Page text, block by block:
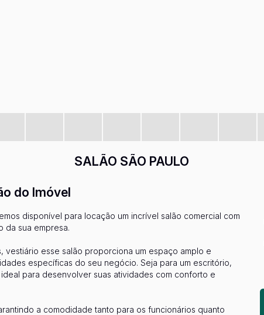
SALÃO SÃO PAULO
do Imóvel
disponível para locação um incrível salão comercial com
da sua empresa.
vestiário esse salão proporciona um espaço amplo e
específicas do seu negócio. Seja para um escritório,
para desenvolver suas atividades com conforto e
a comodidade tanto para os funcionários quanto